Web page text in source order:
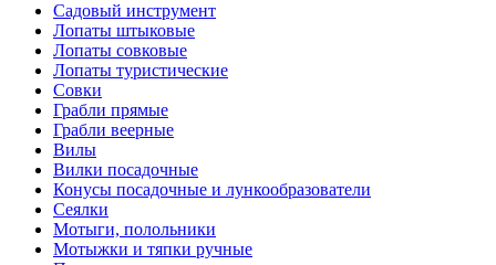
Садовый инструмент
Лопаты штыковые
Лопаты совковые
Лопаты туристические
Совки
Грабли прямые
Грабли веерные
Вилы
Вилки посадочные
Конусы посадочные и лункообразователи
Сеялки
Мотыги, полольники
Мотыжки и тяпки ручные